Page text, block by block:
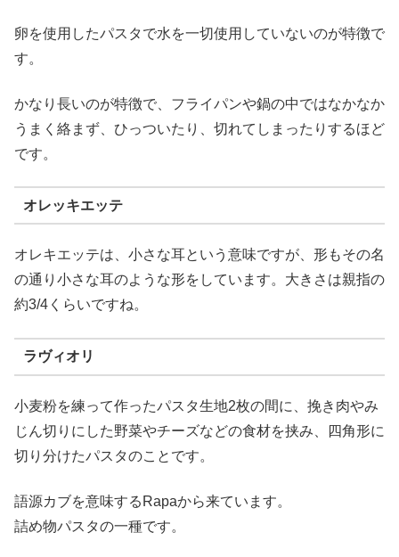
卵を使用したパスタで水を一切使用していないのが特徴で
す。
かなり長いのが特徴で、フライパンや鍋の中ではなかなか
うまく絡まず、ひっついたり、切れてしまったりするほど
です。
オレッキエッテ
オレキエッテは、小さな耳という意味ですが、形もその名
の通り小さな耳のような形をしています。大きさは親指の
約3/4くらいですね。
ラヴィオリ
小麦粉を練って作ったパスタ生地2枚の間に、挽き肉やみ
じん切りにした野菜やチーズなどの食材を挟み、四角形に
切り分けたパスタのことです。
語源カブを意味するRapaから来ています。
詰め物パスタの一種です。